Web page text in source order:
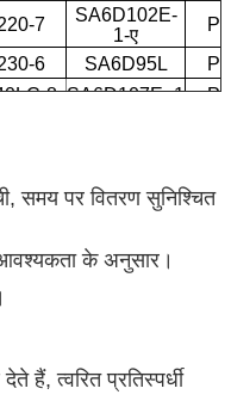
7
SA6D102E-
1-ए
6 SA6D95L
8 SA6D107E -1
1
2 NT855
समय पर वितरण सुनिश्चित
आवश्यकता के अनुसार।
हैं, त्वरित प्रतिस्पर्धी